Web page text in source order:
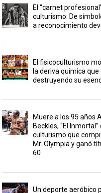
El “carnet
culturismo: De
a reconocimiento
El fisicoculturismo
la deriva química que
destruyendo su
Muere a los 95 años
Beckles, “El Inmortal”
culturismo que
Mr. Olympia y ganó
60
Un deporte aeróbico